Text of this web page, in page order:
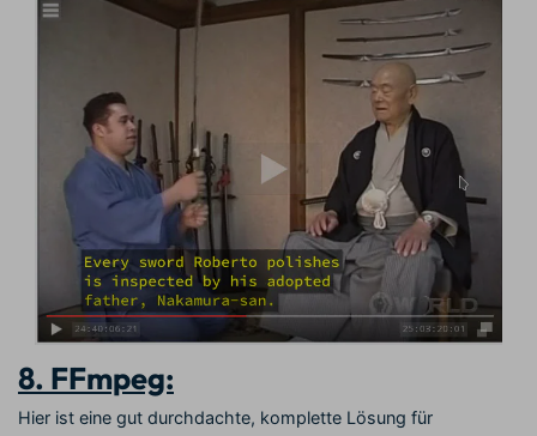
8. FFmpeg:
Hier ist eine gut durchdachte, komplette Lösung für